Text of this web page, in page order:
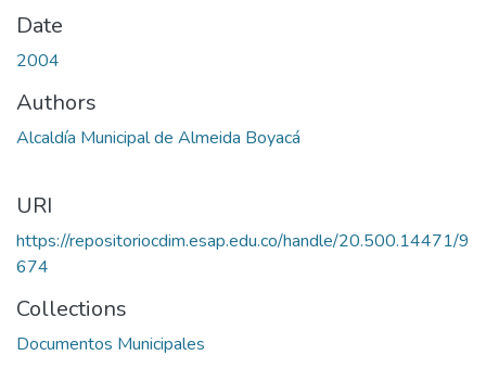
Date
2004
Authors
Alcaldía Municipal de Almeida Boyacá
URI
https://repositoriocdim.esap.edu.co/handle/20.500.14471/9
674
Collections
Documentos Municipales